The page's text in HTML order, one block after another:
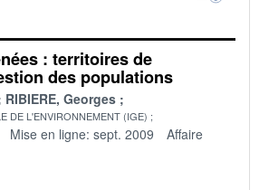
: territoires de
des populations
RIBIERE, Georges
DE L'ENVIRONNEMENT (IGE)
Mise en ligne: sept. 2009
Affaire